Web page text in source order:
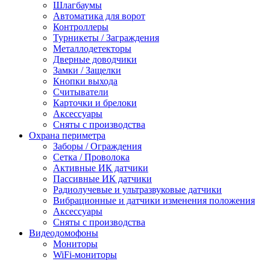
Шлагбаумы
Автоматика для ворот
Контроллеры
Турникеты / Заграждения
Металлодетекторы
Дверные доводчики
Замки / Защелки
Кнопки выхода
Считыватели
Карточки и брелоки
Аксессуары
Сняты с производства
Охрана периметра
Заборы / Ограждения
Сетка / Проволока
Активные ИК датчики
Пассивные ИК датчики
Радиолучевые и ультразвуковые датчики
Вибрационные и датчики изменения положения
Аксессуары
Сняты с производства
Видеодомофоны
Мониторы
WiFi-мониторы